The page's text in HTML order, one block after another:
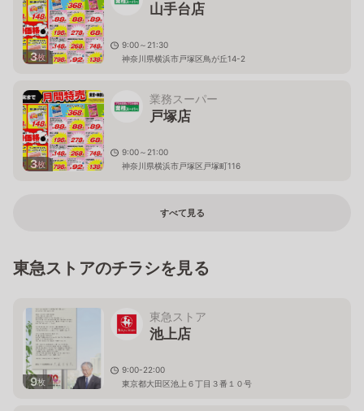
3枚
山手台店
9:00～21:30
神奈川県横浜市戸塚区鳥が丘14-2
3枚
業務スーパー
戸塚店
9:00～21:00
神奈川県横浜市戸塚区戸塚町116
すべて見る
東急ストアのチラシを見る
9枚
東急ストア
池上店
9:00-22:00
東京都大田区池上６丁目３番１０号